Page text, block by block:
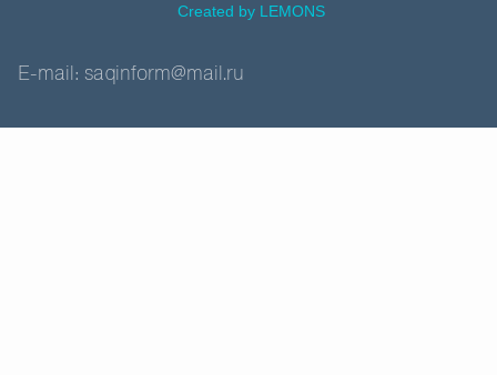
Created by LEMONS
E-mail: saqinform@mail.ru